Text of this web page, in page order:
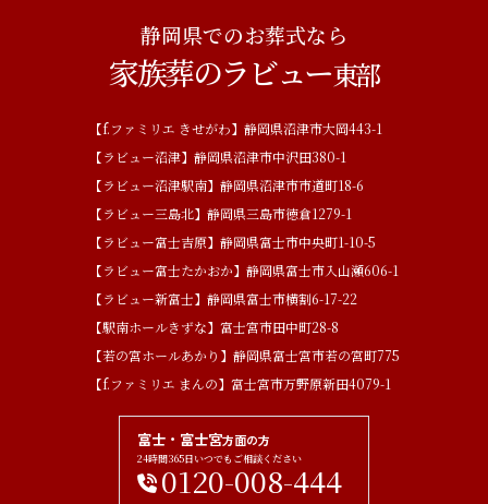
静岡県でのお葬式なら
家族葬のラビュー東部
【f.ファミリエ きせがわ】静岡県沼津市大岡443-1
【ラビュー沼津】静岡県沼津市中沢田380-1
【ラビュー沼津駅南】静岡県沼津市市道町18-6
【ラビュー三島北】静岡県三島市徳倉1279-1
【ラビュー富士吉原】静岡県富士市中央町1-10-5
【ラビュー富士たかおか】静岡県富士市入山瀬606-1
【ラビュー新富士】静岡県富士市横割6-17-22
【駅南ホールきずな】富士宮市田中町28-8
【若の宮ホールあかり】静岡県富士宮市若の宮町775
【f.ファミリエ まんの】富士宮市万野原新田4079-1
富士・富士宮方面の方
24時間365日いつでもご相談ください
0120-008-444